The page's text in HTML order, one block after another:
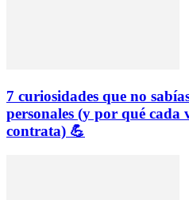
7 curiosidades que no
personales (y por qué cada
contrata) 💪